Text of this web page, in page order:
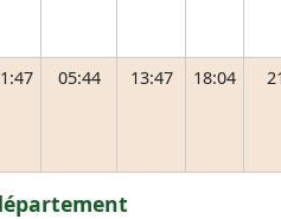
05:44 13:47 18:04